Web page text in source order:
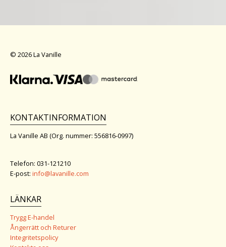
© 2026 La Vanille
KONTAKTINFORMATION
La Vanille AB (Org. nummer: 556816-0997)
Telefon: 031-121210
E-post: info@lavanille.com
LÄNKAR
Trygg E-handel
Ångerrätt och Returer
Integritetspolicy